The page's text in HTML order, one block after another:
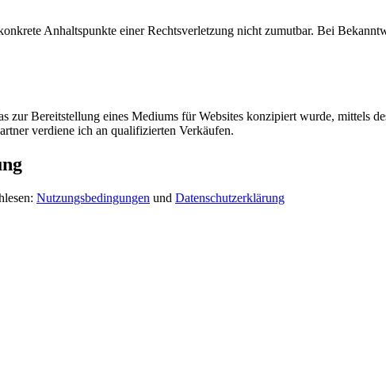
Anhaltspunkte einer Rechtsverletzung nicht zumutbar. Bei
zur Bereitstellung eines Mediums für Websites konzipiert wurde, mittels
verdiene ich an qualifizierten Verkäufen.
Nutzungsbedingungen und Datenschutzerklärung